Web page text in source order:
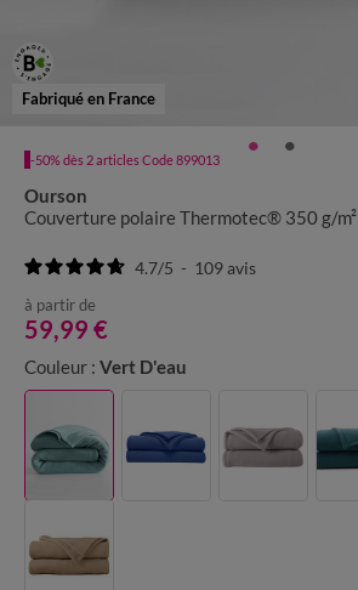
Fabriqué en France
-50% dès 2 articles Code 899013
Ourson
Couverture polaire Thermotec® 350 g/m²
4.7/5 - 109avis
à partir de
59,99 €
Couleur : Vert D'eau